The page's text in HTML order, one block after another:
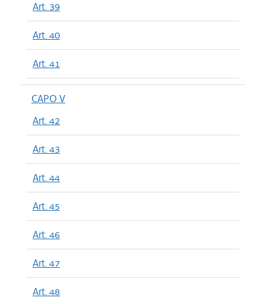
Art. 39
Art. 40
Art. 41
CAPO V
Art. 42
Art. 43
Art. 44
Art. 45
Art. 46
Art. 47
Art. 48